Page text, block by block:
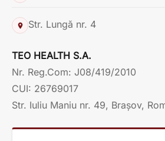
Str. Lungă nr. 4
TEO HEALTH S.A.
Nr. Reg.Com: J08/419/2010
CUI: 26769017
Str. Iuliu Maniu nr. 49, Brașov,